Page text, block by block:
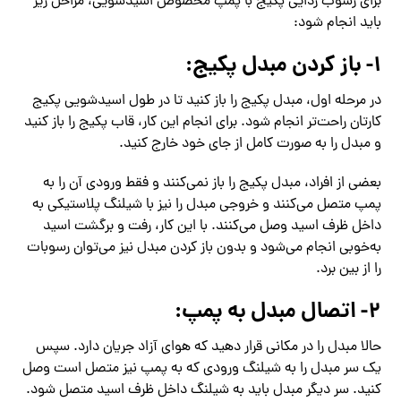
باید انجام شود:
۱- باز کردن مبدل پکیج:
در مرحله اول، مبدل پکیج را باز کنید تا در طول اسیدشویی پکیج
کارتان راحت‌تر انجام شود. برای انجام این کار، قاب پکیج را باز کنید
و مبدل را به صورت کامل از جای خود خارج کنید.
بعضی از افراد، مبدل پکیج را باز نمی‌کنند و فقط ورودی آن را به
پمپ متصل می‌کنند و خروجی مبدل را نیز با شیلنگ پلاستیکی به
داخل ظرف اسید وصل می‌کنند. با این کار، رفت‌ و برگشت اسید
به‌خوبی انجام می‌شود و بدون باز کردن مبدل نیز می‌توان رسوبات
را از بین برد.
۲- اتصال مبدل به پمپ:
حالا مبدل را در مکانی قرار دهید که هوای آزاد جریان دارد. سپس
یک سر مبدل را به شیلنگ ورودی که به پمپ نیز متصل است وصل
کنید. سر دیگر مبدل باید به شیلنگ داخل ظرف اسید متصل شود.